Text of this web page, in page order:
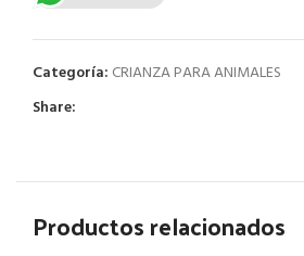
Categoría: CRIANZA PARA ANIMALES
Share:
Productos relacionados